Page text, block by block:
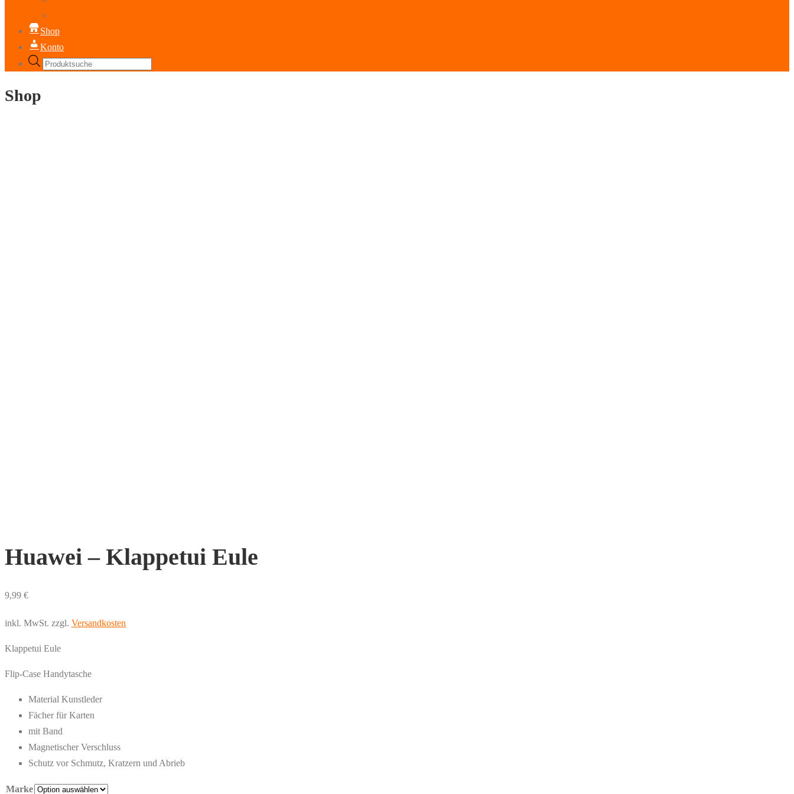
Shop
Konto
Products
Shop
Huawei – Klappetui Eule
9,99 €
inkl. MwSt. zzgl. Versandkosten
Klappetui Eule
Flip-Case Handytasche
Material Kunstleder
Fächer für Karten
mit Band
Magnetischer Verschluss
Schutz vor Schmutz, Kratzern und Abrieb
Marke